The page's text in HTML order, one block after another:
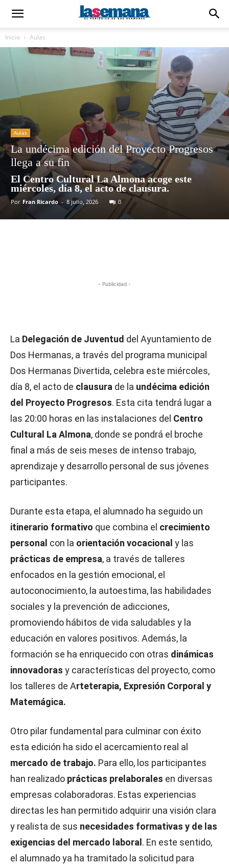
Inicio Aulas
Aulas
La undécima edición del Proyecto Progresos
llega a su fin
El Centro Cultural La Almona acoge este
miércoles, día 8, el acto de clausura.
Por Fran Ricardo - 8 julio, 2026 0
- Publicidad -
La Delegación de Juventud del Ayuntamiento de
Dos Hermanas, a través del programa municipal
Dos Hermanas Divertida, celebra este miércoles,
día 8, el acto de clausura de la undécima edición
del Proyecto Progresos. Esta cita tendrá lugar a
las 20:00 horas en las instalaciones del Centro
Cultural La Almona, donde se pondrá el broche
final a más de seis meses de intenso trabajo,
aprendizaje y desarrollo personal de sus jóvenes
participantes.
Durante esta etapa, el alumnado ha seguido un
itinerario formativo que combina el crecimiento
personal con la orientación vocacional y las
prácticas de empresa, a través de talleres
enfocados en la gestión emocional, el
autoconocimiento, la autoestima, las habilidades
sociales y la prevención de adicciones,
promoviendo hábitos de vida saludables y la
educación en valores positivos. Además, la
formación se ha enriquecido con otras dinámicas
innovadoras y características del proyecto, como
los talleres de Arteterapia, Expresión Corporal y
Matemágica.
Otro pilar fundamental para culminar con éxito
esta edición ha sido el acercamiento real al
mercado de trabajo. Para ello, los participantes
han realizado prácticas prelaborales en diversas
empresas colaboradoras. Estas experiencias
directas les han permitido adquirir una visión clara
y realista de sus necesidades formativas y de las
exigencias del mercado laboral . En este sentido,
el alumnado ya ha tramitado la solicitud para